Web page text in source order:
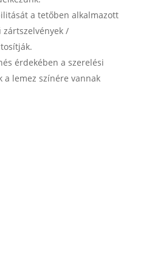
a tetőben alkalmazott
zártszelvények /
érdekében a szerelési
a lemez színére vannak